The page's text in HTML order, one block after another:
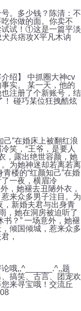
。多少钱？陈清：不
你做的面。你卖不
试试！①这是一篇平淡
兵痞攻X平凡木讷
绍】 中抓圈大神cv
实。 某一天，他的
注册了个新账号，结
碰巧某位狂拽酷炫
己”在婚床上被翻红浪
笑，“王爷，是要人
，露出绝世容颜，她
为她神迷却若离若离
楼的“红颜知己”在婚
一夜，横眉冷
，她褪去丑陋外衣，
来众多男子注目。为
，新婚夫君与出身青
，她在洞房被迫听了
？” 一场意外，她褪
倾国倾城，惹来众多
，
哦,,^______.^,,题
搞笑、古言、团宠欢
来寻宝哦！交流丘